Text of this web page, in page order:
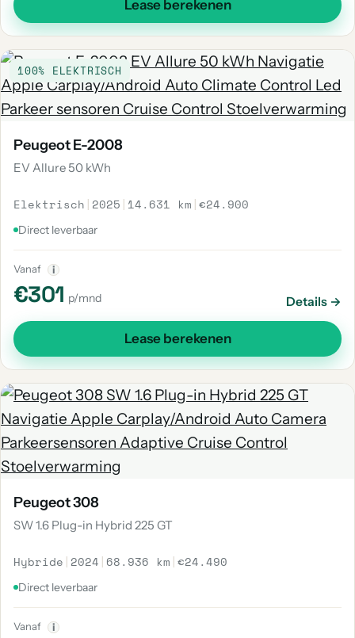
Lease berekenen
100% ELEKTRISCH
Peugeot E-2008
EV Allure 50 kWh
Elektrisch | 2025 | 14.631 km |€24.900
Direct leverbaar
Vanaf i
€301 p/mnd Details →
Lease berekenen
Peugeot 308
SW 1.6 Plug-in Hybrid 225 GT
Hybride | 2024 | 68.936 km |€24.490
Direct leverbaar
Vanaf i